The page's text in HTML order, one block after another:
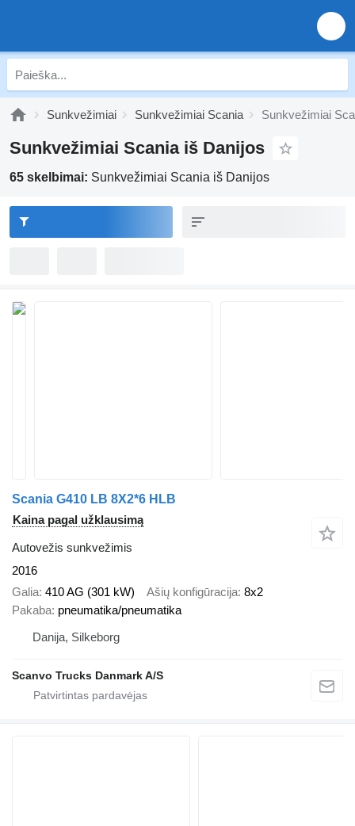
Sunkvežimiai Sunkvežimiai Scania Sunkvežimiai
Sunkvežimiai Scania iš Danijos
65 skelbimai: Sunkvežimiai Scania iš Danijos
Scania G410 LB 8X2*6 HLB
Kaina pagal užklausimą
Autovežis sunkvežimis
2016
Galia 410 AG (301 kW) Ašių konfigūracija 8x2
Pakaba pneumatika/pneumatika
Danija, Silkeborg
Scanvo Trucks Danmark A/S